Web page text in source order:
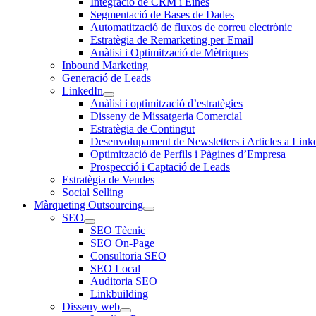
Segmentació de Bases de Dades
Automatització de fluxos de correu electrònic
Estratègia de Remarketing per Email
Anàlisi i Optimització de Mètriques
Inbound Marketing
Generació de Leads
LinkedIn
Anàlisi i optimització d’estratègies
Disseny de Missatgeria Comercial
Estratègia de Contingut
Desenvolupament de Newsletters i Articles a
Optimització de Perfils i Pàgines d’Empresa
Prospecció i Captació de Leads
Estratègia de Vendes
Social Selling
Màrqueting Outsourcing
SEO
SEO Tècnic
SEO On-Page
Consultoria SEO
SEO Local
Auditoria SEO
Linkbuilding
Disseny web